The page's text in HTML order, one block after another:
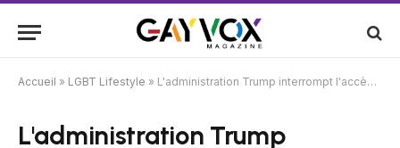
Accueil » LGBT Lifestyle » L'administration Trump interrompt l'accès à la préparation aux hommes gais et aux travailleuses du sexe, ce qui soulève des inquiétudes concernant les épidémies du VIH à l'étranger
L'administration Trump